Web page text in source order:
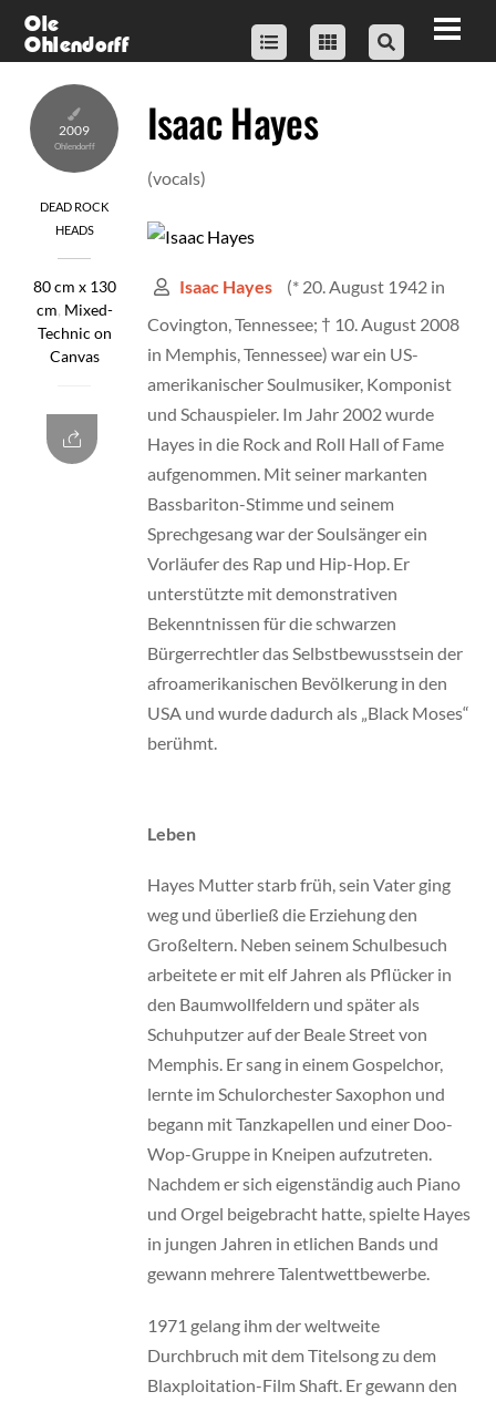
SkipOle
Ohlendorff
2009
DEAD ROCK
HEADS
80 cm x 130
cm, Mixed-
Technic on
Canvas
Isaac Hayes
(vocals)
Isaac Hayes
(* 20. August 1942 in
Covington, Tennessee; † 10. August 2008
in Memphis, Tennessee) war ein US-
amerikanischer Soulmusiker, Komponist
und Schauspieler. Im Jahr 2002 wurde
Hayes in die Rock and Roll Hall of Fame
aufgenommen. Mit seiner markanten
Bassbariton-Stimme und seinem
Sprechgesang war der Soulsänger ein
Vorläufer des Rap und Hip-Hop. Er
unterstützte mit demonstrativen
Bekenntnissen für die schwarzen
Bürgerrechtler das Selbstbewusstsein der
afroamerikanischen Bevölkerung in den
USA und wurde dadurch als „Black Moses“
berühmt.
Leben
Hayes Mutter starb früh, sein Vater ging
weg und überließ die Erziehung den
Großeltern. Neben seinem Schulbesuch
arbeitete er mit elf Jahren als Pflücker in
den Baumwollfeldern und später als
Schuhputzer auf der Beale Street von
Memphis. Er sang in einem Gospelchor,
lernte im Schulorchester Saxophon und
begann mit Tanzkapellen und einer Doo-
Wop-Gruppe in Kneipen aufzutreten.
Nachdem er sich eigenständig auch Piano
und Orgel beigebracht hatte, spielte Hayes
in jungen Jahren in etlichen Bands und
gewann mehrere Talentwettbewerbe.
1971 gelang ihm der weltweite
Durchbruch mit dem Titelsong zu dem
Blaxploitation-Film Shaft. Er gewann den